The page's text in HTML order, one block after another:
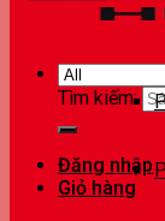
Tìm kiếm:
Đăng nhập
Giỏ hàng